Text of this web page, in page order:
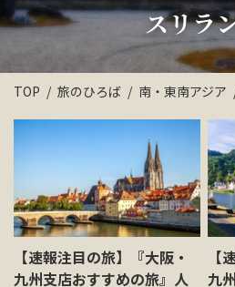
クルーズツアー
ツアー催行状況
旅のひろば
イベント
新着情報
会社情報
スリラ
TOP 旅のひろば 南・東南アジア
【速報注目の旅】『大阪・
九州支店おすすめの旅』人
【
九